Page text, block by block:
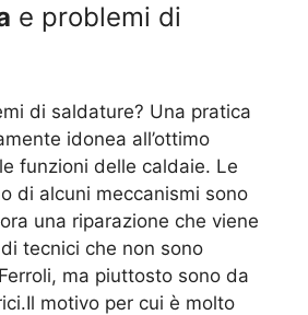
e problemi di
di saldature? Una pratica
idonea all’ottimo
funzioni delle caldaie. Le
di alcuni meccanismi sono
una riparazione che viene
tecnici che non sono
ma piuttosto sono da
motivo per cui è molto